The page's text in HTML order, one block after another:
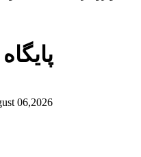
06,2026